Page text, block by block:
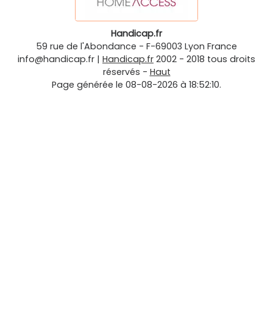
Handicap.fr
59 rue de l'Abondance - F-69003 Lyon France
info@handicap.fr | Handicap.fr 2002 - 2018 tous droits
réservés - Haut
Page générée le 08-08-2026 à 18:52:10.